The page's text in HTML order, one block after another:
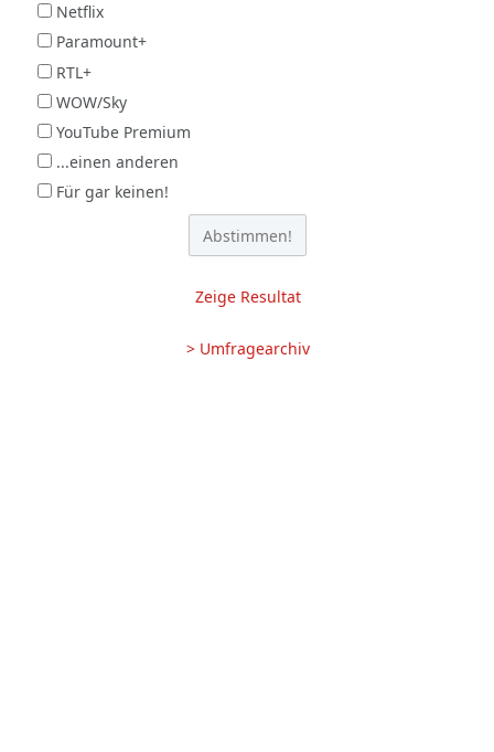
Netflix
Paramount+
RTL+
WOW/Sky
YouTube Premium
...einen anderen
Für gar keinen!
Zeige Resultat
> Umfragearchiv